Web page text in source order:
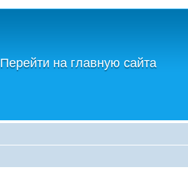
Перейти на главную сайта